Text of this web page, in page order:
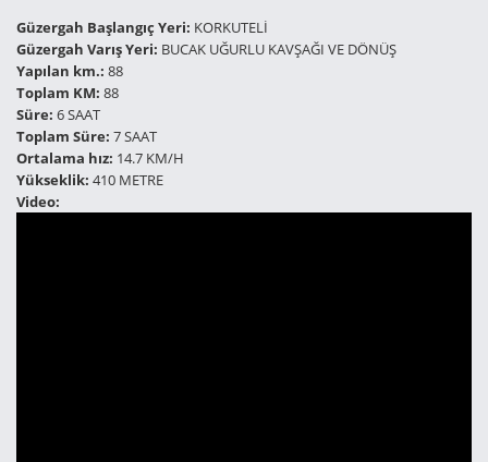
Güzergah Başlangıç Yeri: KORKUTELİ
Güzergah Varış Yeri: BUCAK UĞURLU KAVŞAĞI VE DÖNÜŞ
Yapılan km.: 88
Toplam KM: 88
Süre: 6 SAAT
Toplam Süre: 7 SAAT
Ortalama hız: 14.7 KM/H
Yükseklik: 410 METRE
Video: